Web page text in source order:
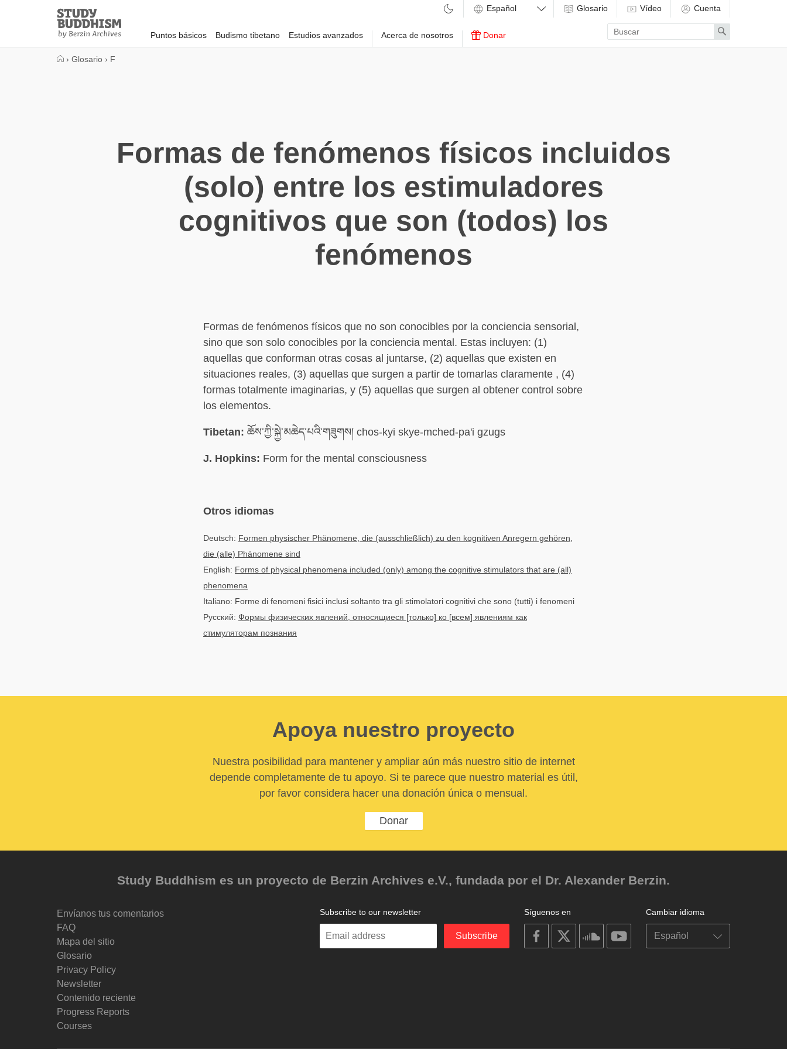
Study
Buddhism
Home
Puntos básicos Budismo tibetano Estudios avanzados Acerca de nosotros Donar
Glosario Vídeo Cuenta
Enter
search
term
Search
› Glosario › F
Formas de fenómenos físicos incluidos
(solo) entre los estimuladores
cognitivos que son (todos) los
fenómenos
Formas de fenómenos físicos que no son conocibles por la conciencia sensorial,
sino que son solo conocibles por la conciencia mental. Estas incluyen: (1)
aquellas que conforman otras cosas al juntarse, (2) aquellas que existen en
situaciones reales, (3) aquellas que surgen a partir de tomarlas claramente , (4)
formas totalmente imaginarias, y (5) aquellas que surgen al obtener control sobre
los elementos.
Tibetan: ཆོས་ཀྱི་སྐྱེ་མཆེད་པའི་གཟུགས། chos-kyi skye-mched-pa'i gzugs
J. Hopkins: Form for the mental consciousness
Otros idiomas
Deutsch: Formen physischer Phänomene, die (ausschließlich) zu den kognitiven Anregern gehören,
die (alle) Phänomene sind
English: Forms of physical phenomena included (only) among the cognitive stimulators that are (all)
phenomena
Italiano: Forme di fenomeni fisici inclusi soltanto tra gli stimolatori cognitivi che sono (tutti) i fenomeni
Русский: Формы физических явлений, относящиеся [только] ко [всем] явлениям как
стимуляторам познания
Apoya nuestro proyecto
Nuestra posibilidad para mantener y ampliar aún más nuestro sitio de internet
depende completamente de tu apoyo. Si te parece que nuestro material es útil,
por favor considera hacer una donación única o mensual.
Donar
Study Buddhism es un proyecto de Berzin Archives e.V., fundada por el Dr. Alexander Berzin.
Envíanos tus comentarios
FAQ
Mapa del sitio
Glosario
Privacy Policy
Newsletter
Contenido reciente
Progress Reports
Courses
Cambiar idioma
Síguenos en
on
facebook
on
on
soundcloudyoutube
Subscribe to our newsletter
Enter
Subscribe